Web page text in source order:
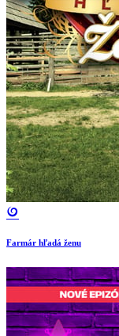
Farmár hľadá ženu